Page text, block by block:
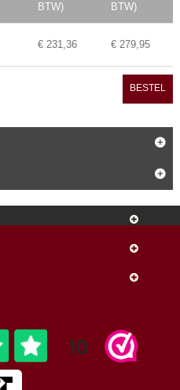
BTW)
BTW)
€ 231,36 € 279,95
BESTEL